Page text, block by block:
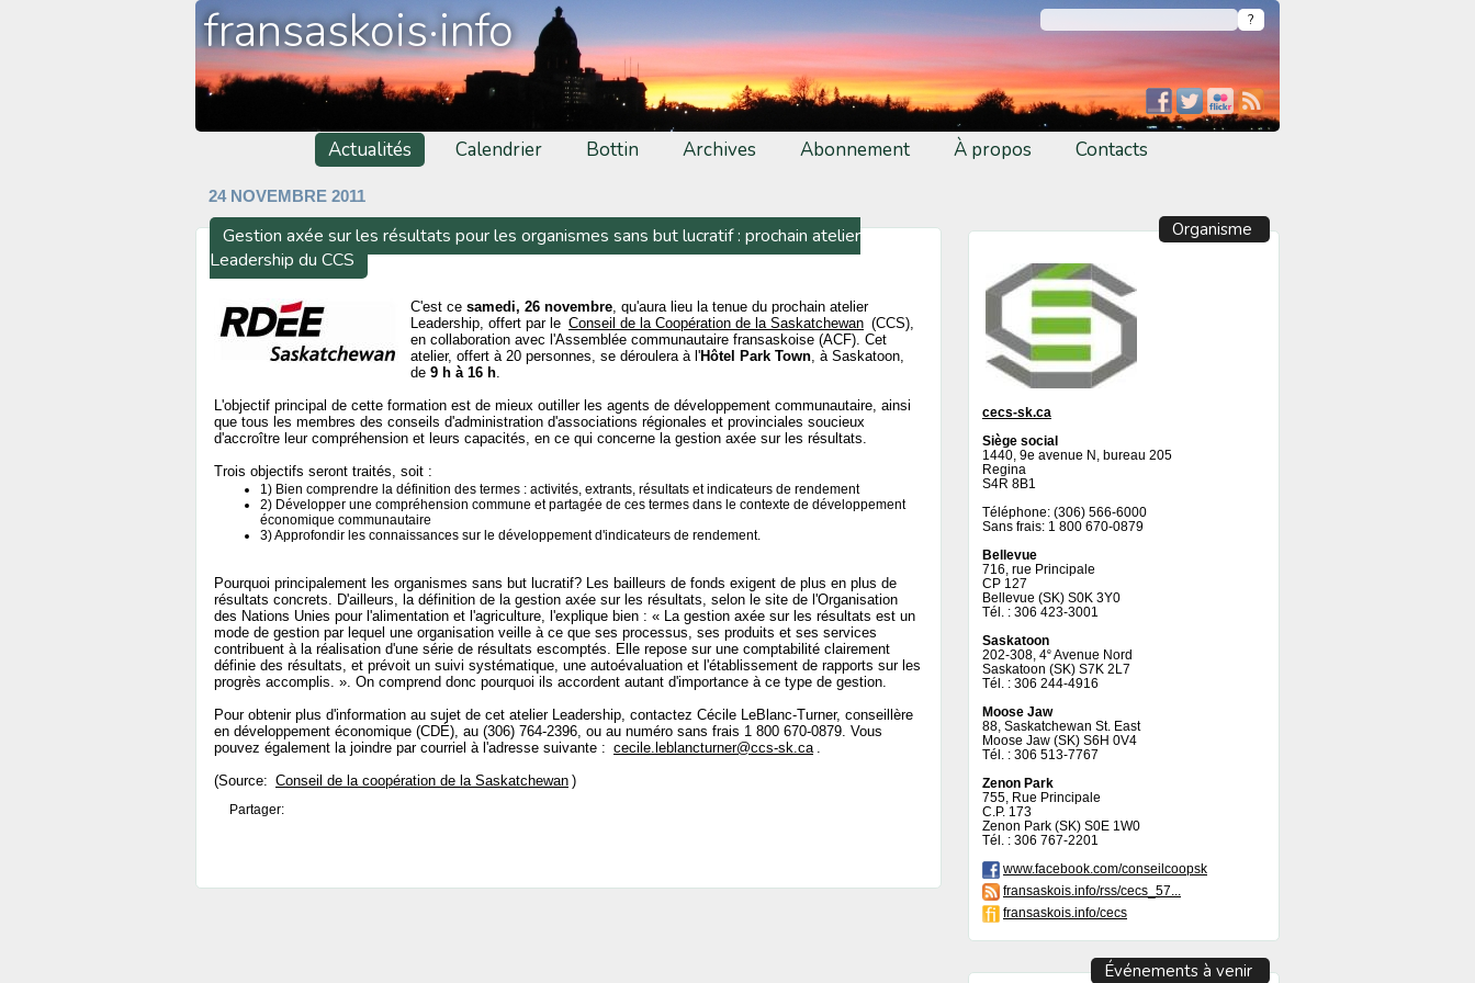
fransaskois·info
Actualités Calendrier Bottin Archives Abonnement À propos Contacts
24 NOVEMBRE 2011
Gestion axée sur les résultats pour les organismes sans but lucratif : prochain atelier
Leadership du CCS
C'est ce samedi, 26 novembre, qu'aura lieu la tenue du prochain atelier
Leadership, offert par le Conseil de la Coopération de la Saskatchewan (CCS),
en collaboration avec l'Assemblée communautaire fransaskoise (ACF). Cet
atelier, offert à 20 personnes, se déroulera à l'Hôtel Park Town, à Saskatoon,
de 9 h à 16 h.
L'objectif principal de cette formation est de mieux outiller les agents de développement communautaire, ainsi
que tous les membres des conseils d'administration d'associations régionales et provinciales soucieux
d'accroître leur compréhension et leurs capacités, en ce qui concerne la gestion axée sur les résultats.
Trois objectifs seront traités, soit :
1) Bien comprendre la définition des termes : activités, extrants, résultats et indicateurs de rendement
2) Développer une compréhension commune et partagée de ces termes dans le contexte de développement
économique communautaire
3) Approfondir les connaissances sur le développement d'indicateurs de rendement.
Pourquoi principalement les organismes sans but lucratif? Les bailleurs de fonds exigent de plus en plus de
résultats concrets. D'ailleurs, la définition de la gestion axée sur les résultats, selon le site de l'Organisation
des Nations Unies pour l'alimentation et l'agriculture, l'explique bien : « La gestion axée sur les résultats est un
mode de gestion par lequel une organisation veille à ce que ses processus, ses produits et ses services
contribuent à la réalisation d'une série de résultats escomptés. Elle repose sur une comptabilité clairement
définie des résultats, et prévoit un suivi systématique, une autoévaluation et l'établissement de rapports sur les
progrès accomplis. ». On comprend donc pourquoi ils accordent autant d'importance à ce type de gestion.
Pour obtenir plus d'information au sujet de cet atelier Leadership, contactez Cécile LeBlanc-Turner, conseillère
en développement économique (CDÉ), au (306) 764-2396, ou au numéro sans frais 1 800 670-0879. Vous
pouvez également la joindre par courriel à l'adresse suivante : cecile.leblancturner@ccs-sk.ca .
(Source: Conseil de la coopération de la Saskatchewan )
Partager:
Organisme
cecs-sk.ca
Siège social
1440, 9e avenue N, bureau 205
Regina
S4R 8B1
Téléphone: (306) 566-6000
Sans frais: 1 800 670-0879
Bellevue
716, rue Principale
CP 127
Bellevue (SK) S0K 3Y0
Tél. : 306 423-3001
Saskatoon
202-308, 4e Avenue Nord
Saskatoon (SK) S7K 2L7
Tél. : 306 244-4916
Moose Jaw
88, Saskatchewan St. East
Moose Jaw (SK) S6H 0V4
Tél. : 306 513-7767
Zenon Park
755, Rue Principale
C.P. 173
Zenon Park (SK) S0E 1W0
Tél. : 306 767-2201
www.facebook.com/conseilcoopsk
fransaskois.info/rss/cecs_57...
fransaskois.info/cecs
Événements à venir